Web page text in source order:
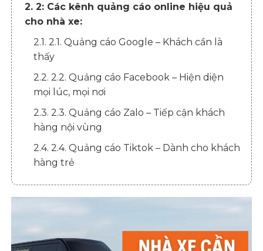
2. 2: Các kênh quảng cáo online hiệu quả
cho nhà xe:
2.1. 2.1. Quảng cáo Google – Khách cần là
thấy
2.2. 2.2. Quảng cáo Facebook – Hiện diện
mọi lúc, mọi nơi
2.3. 2.3. Quảng cáo Zalo – Tiếp cận khách
hàng nội vùng
2.4. 2.4. Quảng cáo Tiktok – Dành cho khách
hàng trẻ
3. 3: NHỮNG HIỂU LẦM PHỔ BIẾN VỀ
QUẢNG CÁO ONLINE
3.2. 3.2. “Quảng cáo tốn tiền lắm”